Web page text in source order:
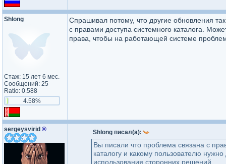
Shlong
Стаж: 15 лет 6 мес.
Сообщений: 25
Ratio: 0.588
4.58%
Спрашивал потому, что другие обновления
с правами доступа системного каталога.
права, чтобы на работающей системе
sergeysvirid ® Shlong писал(а):
Вы писали что проблема связана с
каталогу и какому пользователю
использования сторонних решений.